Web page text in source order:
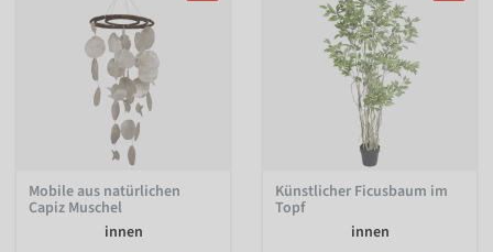
Mobile aus natürlichen
Capiz Muschel
innen
Künstlicher Ficusbaum im
Topf
innen